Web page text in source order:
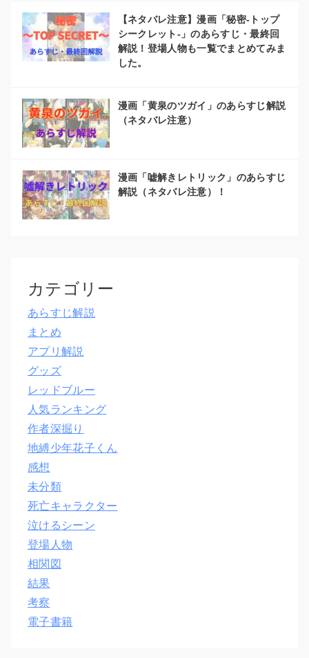
【ネタバレ注意】漫画「秘密-トップ
シークレット-」のあらすじ・最終回
解説！登場人物も一覧でまとめてみま
した。
漫画「黄泉のツガイ」のあらすじ解説
（ネタバレ注意）
漫画「嘘解きレトリック」のあらすじ
解説（ネタバレ注意）！
カテゴリー
あらすじ解説
まとめ
アプリ解説
グッズ
レッドブルー
人気ランキング
作者深掘り
地縛少年花子くん
感想
未分類
死亡キャラクター
泣けるシーン
登場人物
相関図
結果
考察
電子書籍